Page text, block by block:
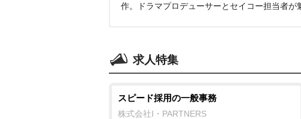
作。ドラマプロデューサーとセイコー担当者が
求人特集
スピード採用の一般事務
株式会社I・PARTNERS